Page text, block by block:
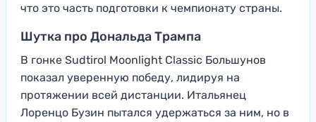
что это часть подготовки к чемпионату страны.
Шутка про Дональда Трампа
В гонке Sudtirol Moonlight Classic Большунов
показал уверенную победу, лидируя на
протяжении всей дистанции. Итальянец
Лоренцо Бузин пытался удержаться за ним, но в